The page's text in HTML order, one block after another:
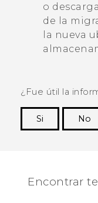
o
de la
la nueva
¿Fue útil la
Si
No
Encontrar